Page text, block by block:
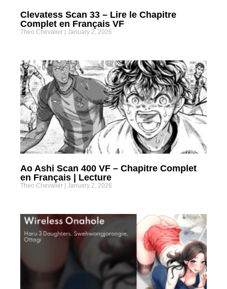
Clevatess Scan 33 – Lire le Chapitre
Complet en Français VF
Theo Chevalier January 2, 2026
Ao Ashi Scan 400 VF – Chapitre Complet
en Français | Lecture
Theo Chevalier January 2, 2026